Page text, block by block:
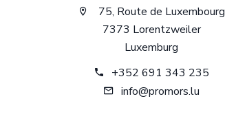
75, Route de Luxembourg
7373 Lorentzweiler
Luxemburg
+352 691 343 235
info@promors.lu